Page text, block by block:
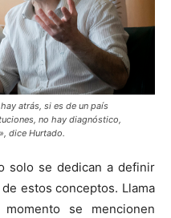
atrás, si es de un país
no hay diagnóstico,
dice Hurtado.
solo se dedican a definir
estos conceptos. Llama
se mencionen